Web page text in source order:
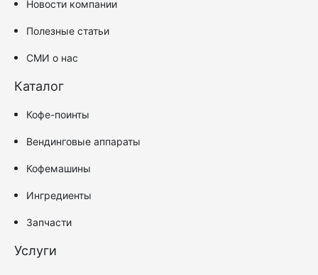
Новости компании
Полезные статьи
СМИ о нас
Каталог
Кофе-поинты
Вендинговые аппараты
Кофемашины
Ингредиенты
Запчасти
Услуги